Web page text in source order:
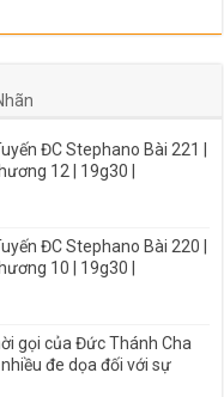
ĐC Stephano Bài 221 |
12 | 19g30 |
ĐC Stephano Bài 220 |
10 | 19g30 |
gọi của Đức Thánh Cha
đe dọa đối với sự